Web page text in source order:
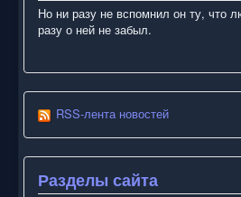
Но ни разу не вспомнил он ту, что
разу о ней не забыл.
RSS-лента новостей
Разделы сайта